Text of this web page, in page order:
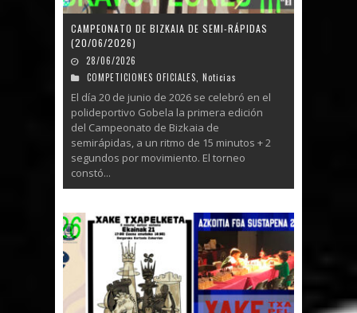
CAMPEONATO DE BIZKAIA DE SEMI-RÁPIDAS
(20/06/2026)
28/06/2026
COMPETICIONES OFICIALES Noticias
El día 20 de junio de 2026 se celebró en el
polideportivo Gobela la primera edición
del Campeonato de Bizkaia de
semirápidas, a un ritmo de 15 minutos + 2
segundos por movimiento. El torneo
constó...